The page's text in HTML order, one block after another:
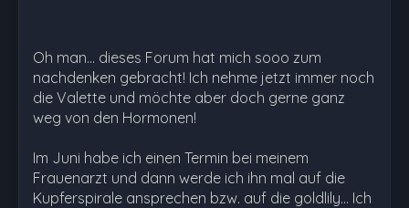
Oh man... dieses Forum hat mich sooo zum
nachdenken gebracht! Ich nehme jetzt immer noch
die Valette und möchte aber doch gerne ganz
weg von den Hormonen!
Im Juni habe ich einen Termin bei meinem
Frauenarzt und dann werde ich ihn mal auf die
Kupferspirale ansprechen bzw. auf die goldlily... Ich